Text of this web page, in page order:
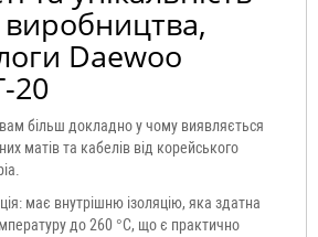
виробництва,
Daewoo
20
більш докладно у чому виявляється
матів та кабелів від корейського
має внутрішню ізоляцію, яка здатна
до 260 °C, що є практично